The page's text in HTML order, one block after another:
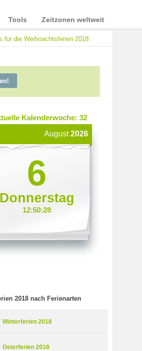
Tools Zeitzonen weltweit
für die Weihnachtsferien 2018
Kalenderwoche: 32
August2026
6
Donnerstag
12:50:28
2018 nach Ferienarten
Winterferien 2018
Osterferien 2018